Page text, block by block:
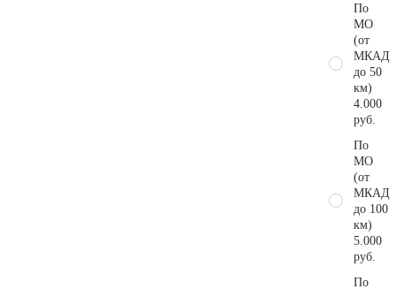
По
МО
(от
МКАД
до 50
км)
4.000
руб.
По
МО
(от
МКАД
до 100
км)
5.000
руб.
По